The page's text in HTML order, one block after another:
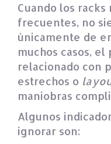
Cuando los
frecuentes, no
únicamente de
muchos casos,
relacionado con
estrechos o
maniobras
Algunos
ignorar son: